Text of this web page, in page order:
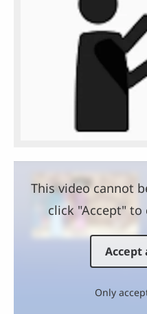
This video cannot
click "Accept"
Accept
Only